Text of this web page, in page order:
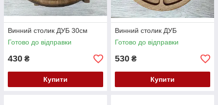
Винний столик ДУБ 30см
Готово до відправки
430 ₴
Купити
Винний столик ДУБ
Готово до відправки
530 ₴
Купити